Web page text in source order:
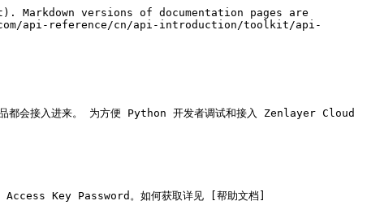
versions of documentation pages are
api-reference/cn/api-introduction/toolkit/api-
品都会接入进来。 为方便 Python 开发者调试和接入 Zenlayer Cloud
Key Password。如何获取详见 [帮助文档]